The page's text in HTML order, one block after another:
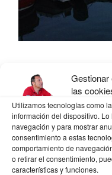
Gestionar
las
Utilizamos tecnologías como
información del dispositivo.
navegación y para mostrar
consentimiento a estas
comportamiento de
o retirar el consentimiento,
características y funciones.